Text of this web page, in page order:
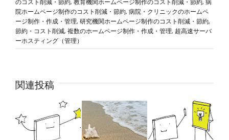
のコスト削減・節約, 教育機関ホームページ制作のコスト削減・節約, 病
院ホームページ制作のコスト削減・節約, 病院・クリニックのホームペ
ージ制作・作成・管理, 研究機関ホームページ制作のコスト削減・節約,
節約・コスト削減, 複数のホームページ制作・作成・管理, 超高速サーバ
ーホスティング（管理）
関連投稿